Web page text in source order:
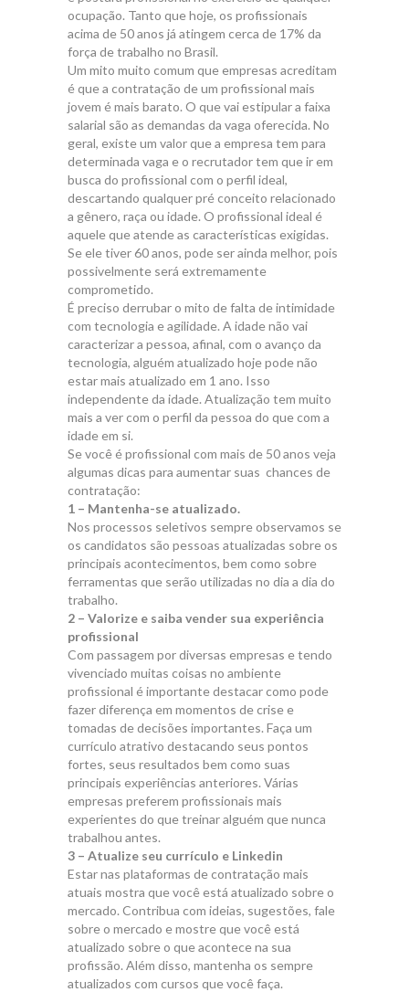
ocupação. Tanto que hoje, os profissionais
acima de 50 anos já atingem cerca de 17% da
força de trabalho no Brasil.
Um mito muito comum que empresas acreditam
é que a contratação de um profissional mais
jovem é mais barato. O que vai estipular a faixa
salarial são as demandas da vaga oferecida. No
geral, existe um valor que a empresa tem para
determinada vaga e o recrutador tem que ir em
busca do profissional com o perfil ideal,
descartando qualquer pré conceito relacionado
a gênero, raça ou idade. O profissional ideal é
aquele que atende as características exigidas.
Se ele tiver 60 anos, pode ser ainda melhor, pois
possivelmente será extremamente
comprometido.
É preciso derrubar o mito de falta de intimidade
com tecnologia e agilidade. A idade não vai
caracterizar a pessoa, afinal, com o avanço da
tecnologia, alguém atualizado hoje pode não
estar mais atualizado em 1 ano. Isso
independente da idade. Atualização tem muito
mais a ver com o perfil da pessoa do que com a
idade em si.
Se você é profissional com mais de 50 anos veja
algumas dicas para aumentar suas chances de
contratação:
1 – Mantenha-se atualizado.
Nos processos seletivos sempre observamos se
os candidatos são pessoas atualizadas sobre os
principais acontecimentos, bem como sobre
ferramentas que serão utilizadas no dia a dia do
trabalho.
2 – Valorize e saiba vender sua experiência
profissional
Com passagem por diversas empresas e tendo
vivenciado muitas coisas no ambiente
profissional é importante destacar como pode
fazer diferença em momentos de crise e
tomadas de decisões importantes. Faça um
currículo atrativo destacando seus pontos
fortes, seus resultados bem como suas
principais experiências anteriores. Várias
empresas preferem profissionais mais
experientes do que treinar alguém que nunca
trabalhou antes.
3 – Atualize seu currículo e Linkedin
Estar nas plataformas de contratação mais
atuais mostra que você está atualizado sobre o
mercado. Contribua com ideias, sugestões, fale
sobre o mercado e mostre que você está
atualizado sobre o que acontece na sua
profissão. Além disso, mantenha os sempre
atualizados com cursos que você faça.